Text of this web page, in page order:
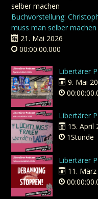
Buchvorstellung:
muss man selber machen
21. Mai 2026
00:00:00.000
Libertärer
9. Mai
Libertärer
15. April
1Stunde
Libertärer
11.